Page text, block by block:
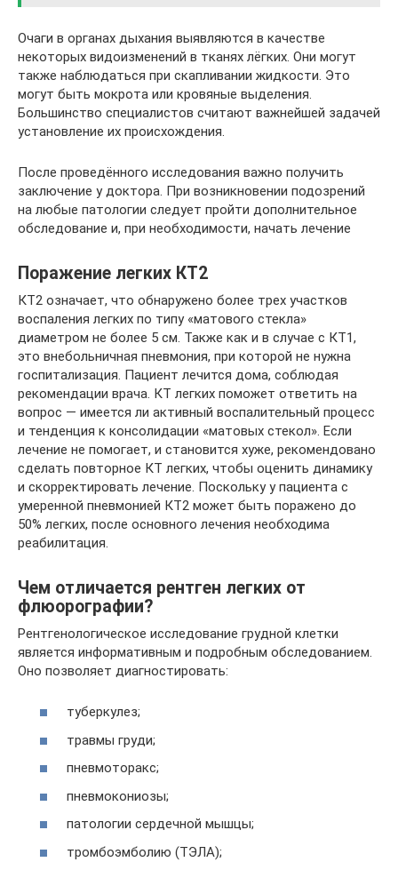
Очаги в органах дыхания выявляются в качестве
некоторых видоизменений в тканях лёгких. Они могут
также наблюдаться при скапливании жидкости. Это
могут быть мокрота или кровяные выделения.
Большинство специалистов считают важнейшей задачей
установление их происхождения.
После проведённого исследования важно получить
заключение у доктора. При возникновении подозрений
на любые патологии следует пройти дополнительное
обследование и, при необходимости, начать лечение
Поражение легких КТ2
КТ2 означает, что обнаружено более трех участков
воспаления легких по типу «матового стекла»
диаметром не более 5 см. Также как и в случае с КТ1,
это внебольничная пневмония, при которой не нужна
госпитализация. Пациент лечится дома, соблюдая
рекомендации врача. КТ легких поможет ответить на
вопрос — имеется ли активный воспалительный процесс
и тенденция к консолидации «матовых стекол». Если
лечение не помогает, и становится хуже, рекомендовано
сделать повторное КТ легких, чтобы оценить динамику
и скорректировать лечение. Поскольку у пациента с
умеренной пневмонией КТ2 может быть поражено до
50% легких, после основного лечения необходима
реабилитация.
Чем отличается рентген легких от
флюорографии?
Рентгенологическое исследование грудной клетки
является информативным и подробным обследованием.
Оно позволяет диагностировать:
туберкулез;
травмы груди;
пневмоторакс;
пневмокониозы;
патологии сердечной мышцы;
тромбоэмболию (ТЭЛА);